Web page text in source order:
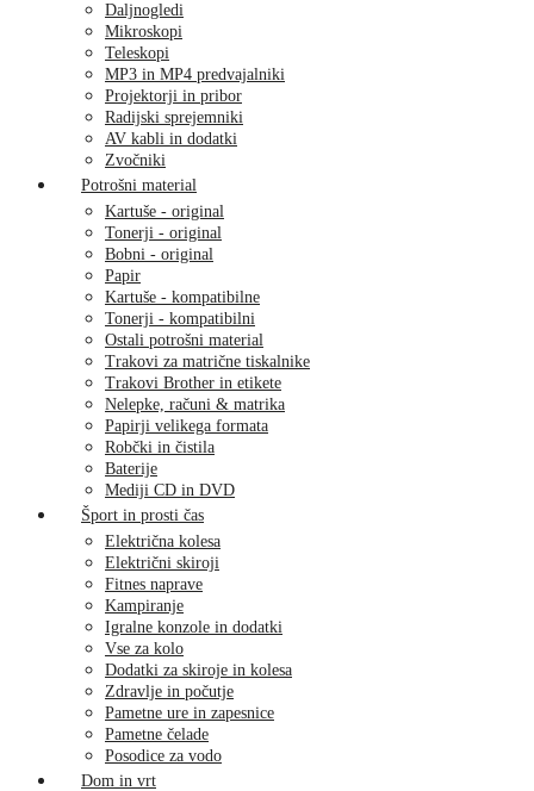
Daljnogledi
Mikroskopi
Teleskopi
MP3 in MP4 predvajalniki
Projektorji in pribor
Radijski sprejemniki
AV kabli in dodatki
Zvočniki
Potrošni material
Kartuše - original
Tonerji - original
Bobni - original
Papir
Kartuše - kompatibilne
Tonerji - kompatibilni
Ostali potrošni material
Trakovi za matrične tiskalnike
Trakovi Brother in etikete
Nelepke, računi & matrika
Papirji velikega formata
Robčki in čistila
Baterije
Mediji CD in DVD
Šport in prosti čas
Električna kolesa
Električni skiroji
Fitnes naprave
Kampiranje
Igralne konzole in dodatki
Vse za kolo
Dodatki za skiroje in kolesa
Zdravlje in počutje
Pametne ure in zapesnice
Pametne čelade
Posodice za vodo
Dom in vrt